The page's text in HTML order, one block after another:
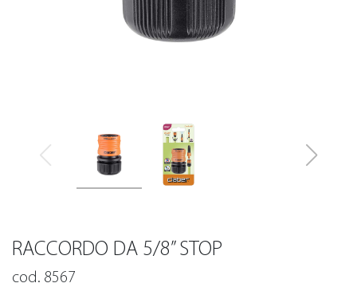
RACCORDO DA 5/8” STOP
cod. 8567